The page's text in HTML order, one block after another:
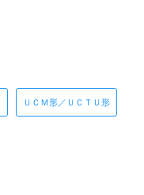
ＵＣＭ形／ＵＣＴＵ形